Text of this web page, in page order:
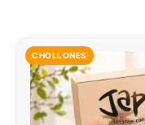
CHOLLONES